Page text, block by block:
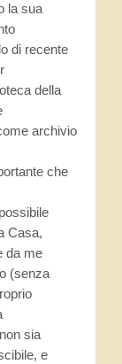
la sua
di recente
della
archivio
che
Casa,
da me
(senza
sia
e